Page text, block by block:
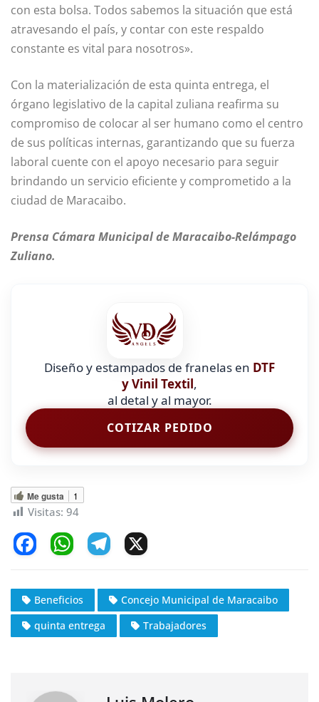
con esta bolsa. Todos sabemos la situación que está
atravesando el país, y contar con este respaldo
constante es vital para nosotros».
Con la materialización de esta quinta entrega, el
órgano legislativo de la capital zuliana reafirma su
compromiso de colocar al ser humano como el centro
de sus políticas internas, garantizando que su fuerza
laboral cuente con el apoyo necesario para seguir
brindando un servicio eficiente y comprometido a la
ciudad de Maracaibo.
Prensa Cámara Municipal de Maracaibo-Relámpago
Zuliano.
Diseño y estampados de franelas en DTF
y Vinil Textil,
al detal y al mayor.
COTIZAR PEDIDO
Me gusta 1
Visitas: 94
c
e
b
W
at
s
A
e
gr
a
Beneficios
Concejo Municipal de Maracaibo
quinta entrega
Trabajadores